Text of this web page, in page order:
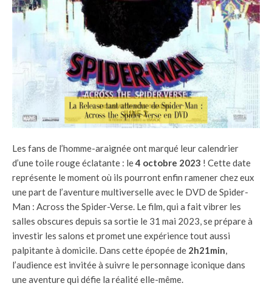
Les fans de l’homme-araignée ont marqué leur calendrier
d’une toile rouge éclatante : le4 octobre 2023 ! Cette date
représente le moment où ils pourront enfin ramener chez eux
une part de l’aventure multiverselle avec le DVD de Spider-
Man : Across the Spider-Verse. Le film, qui a fait vibrer les
salles obscures depuis sa sortie le 31 mai 2023, se prépare à
investir les salons et promet une expérience tout aussi
palpitante à domicile. Dans cette épopée de 2h21min,
l’audience est invitée à suivre le personnage iconique dans
une aventure qui défie la réalité elle-même.